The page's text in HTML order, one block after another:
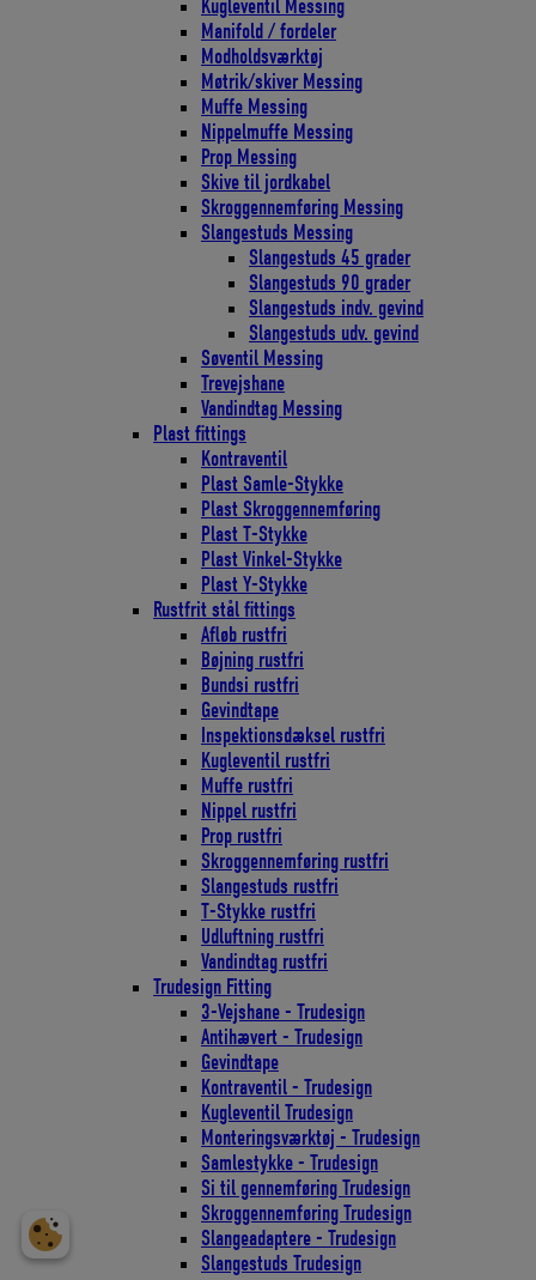
Kugleventil Messing
Manifold / fordeler
Modholdsværktøj
Møtrik/skiver Messing
Muffe Messing
Nippelmuffe Messing
Prop Messing
Skive til jordkabel
Skroggennemføring Messing
Slangestuds Messing
Slangestuds 45 grader
Slangestuds 90 grader
Slangestuds indv. gevind
Slangestuds udv. gevind
Søventil Messing
Trevejshane
Vandindtag Messing
Plast fittings
Kontraventil
Plast Samle-Stykke
Plast Skroggennemføring
Plast T-Stykke
Plast Vinkel-Stykke
Plast Y-Stykke
Rustfrit stål fittings
Afløb rustfri
Bøjning rustfri
Bundsi rustfri
Gevindtape
Inspektionsdæksel rustfri
Kugleventil rustfri
Muffe rustfri
Nippel rustfri
Prop rustfri
Skroggennemføring rustfri
Slangestuds rustfri
T-Stykke rustfri
Udluftning rustfri
Vandindtag rustfri
Trudesign Fitting
3-Vejshane - Trudesign
Antihævert - Trudesign
Gevindtape
Kontraventil - Trudesign
Kugleventil Trudesign
Monteringsværktøj - Trudesign
Samlestykke - Trudesign
Si til gennemføring Trudesign
Skroggennemføring Trudesign
Slangeadaptere - Trudesign
Slangestuds Trudesign